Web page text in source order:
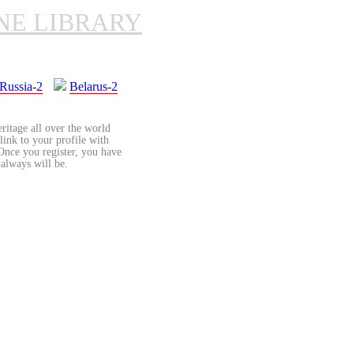
LIBRARY
Russia-2 Belarus-2
all over the world
link to your profile with
you register, you have
will be.